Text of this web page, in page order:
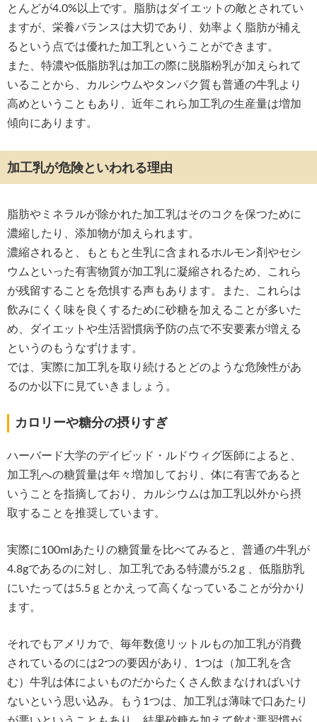
とんどが4.0%以上です。脂肪はダイエットの敵とされてい
ますが、栄養バランスは大切であり、効率よく脂肪が補え
るという点では優れた加工乳ということができます。
また、特濃や低脂肪乳は加工の際に脱脂粉乳が加えられて
いることから、カルシウムやタンパク質も普通の牛乳より
高めということもあり、近年これら加工乳の生産量は増加
傾向にあります。
加工乳が危険といわれる理由
脂肪やミネラルが除かれた加工乳はそのコクを保つために
濃縮したり、添加物が加えられます。
濃縮されると、もともと生乳に含まれるホルモン剤やセシ
ウムといった有害物質が加工乳に凝縮されるため、これら
が残留することを危惧する声もあります。また、これらは
飲みにくく味を良くするために砂糖を加えることが多いた
め、ダイエットや生活習慣病予防の点で不安要素が増える
というのもうなずけます。
では、実際に加工乳を取り続けるとどのような危険性があ
るのか以下に見ていきましょう。
カロリーや糖分の摂りすぎ
ハーバード大学のデイビッド・ルドウィグ医師によると、
加工乳への糖質量は年々増加しており、体に有害であると
いうことを指摘しており、カルシウムは加工乳以外から摂
取することを推奨しています。
実際に100mlあたりの糖質量を比べてみると、普通の牛乳が
4.8gであるのに対し、加工乳である特濃が5.2ｇ、低脂肪乳
にいたっては5.5ｇとかえって高くなっていることが分かり
ます。
それでもアメリカで、毎年数億リットルもの加工乳が消費
されているのには2つの要因があり、1つは（加工乳を含
む）牛乳は体によいものだからたくさん飲まなければいけ
ないという思い込み。もう1つは、加工乳は薄味で口あたり